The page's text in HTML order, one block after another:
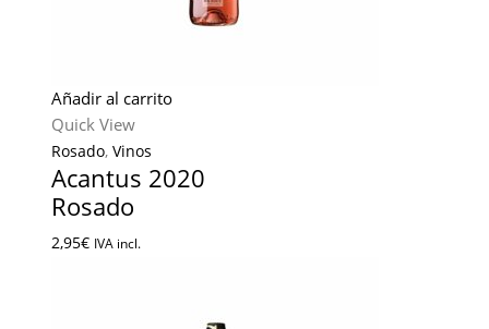
Añadir al carrito
Quick View
Rosado, Vinos
Acantus 2020
Rosado
2,95€ IVA incl.